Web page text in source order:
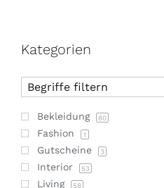
Kategorien
Bekleidung 80
Fashion 1
Gutscheine 3
Interior 53
Living 58